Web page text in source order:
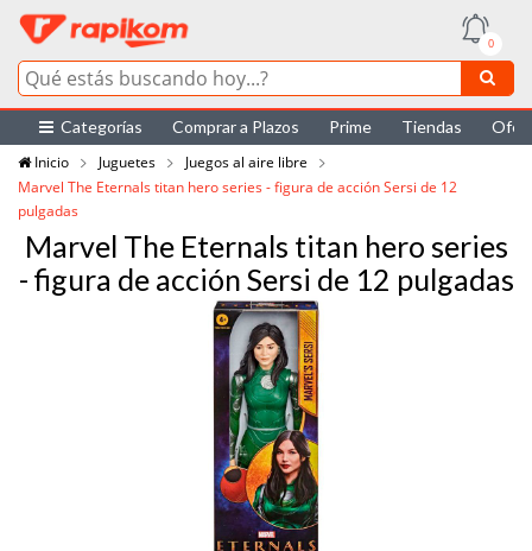
0
Categorías Comprar a Plazos Prime Tiendas
Inicio
Juguetes
Juegos al aire libre
Marvel The Eternals titan hero series - figura de acción Sersi de 12
pulgadas
Marvel The Eternals titan hero series
- figura de acción Sersi de 12 pulgadas